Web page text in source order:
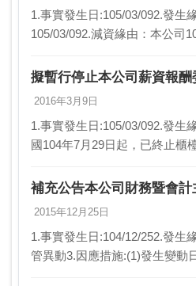
1.事實發生日:105/03/092.發生
105/03/092.減資緣由：本公司
銷。3.減資金額：新台…
擬暫行停止本公司薪資報酬
2016年3月9日
1.事實發生日:105/03/092.發生
國104年7月29日起，已終止櫃
證發字第1000009…
補充公告本公司財務暨會
2015年12月25日
1.事實發生日:104/12/252.發生
管異動3.因應措施:(1)發生變動